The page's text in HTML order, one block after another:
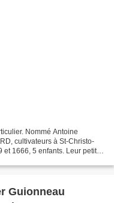
Nommé Antoine
cultivateurs à St-Christo-
et 1666, 5 enfants. Leur petite
Guionneau